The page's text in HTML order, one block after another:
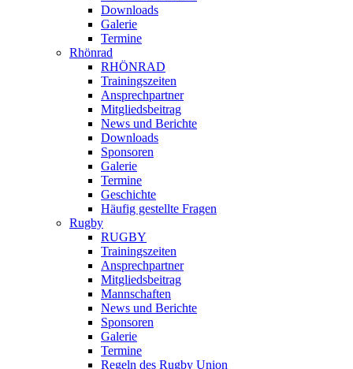
Downloads
Galerie
Termine
Rhönrad
RHÖNRAD
Trainingszeiten
Ansprechpartner
Mitgliedsbeitrag
News und Berichte
Downloads
Sponsoren
Galerie
Termine
Geschichte
Häufig gestellte Fragen
Rugby
RUGBY
Trainingszeiten
Ansprechpartner
Mitgliedsbeitrag
Mannschaften
News und Berichte
Sponsoren
Galerie
Termine
Regeln des Rugby Union